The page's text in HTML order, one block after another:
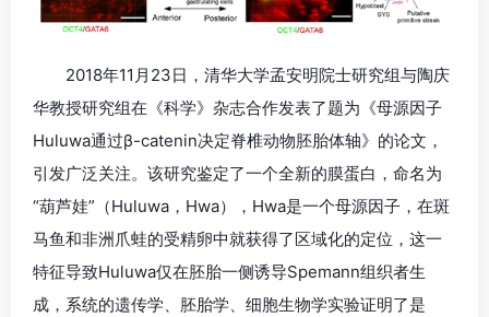
2018年11月23日，清华大学孟安明院士研究组与陶庆
华教授研究组在《科学》杂志合作发表了题为《母源因子
Huluwa通过β-catenin决定脊椎动物胚胎体轴》的论文，
引发广泛关注。该研究鉴定了一个全新的膜蛋白，命名为
“葫芦娃”（Huluwa，Hwa），Hwa是一个母源因子，在斑
马鱼和非洲爪蛙的受精卵中就获得了区域化的定位，这一
特征导致Huluwa仅在胚胎一侧诱导Spemann组织者生
成，系统的遗传学、胚胎学、细胞生物学实验证明了是